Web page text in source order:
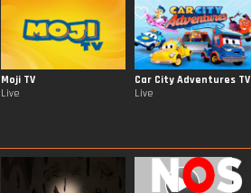
Moji TV
Live
Car City Adventures TV
Live